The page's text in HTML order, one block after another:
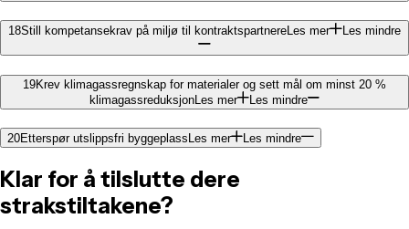
18Still kompetansekrav på miljø til kontraktspartnereLes mer Les mindre
19Krev klimagassregnskap for materialer og sett mål om minst 20 %
klimagassreduksjonLes mer Les mindre
20Etterspør utslippsfri byggeplass Les mer Les mindre
Klar for å tilslutte dere
strakstiltakene?